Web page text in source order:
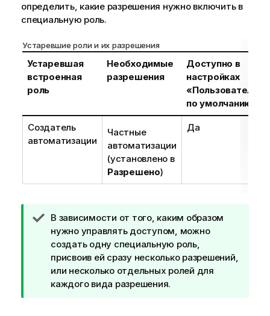
определить, какие разрешения нужно включить в
специальную роль.
Устаревшие роли и их разрешения
Устаревшая
встроенная
роль
Необходимые
разрешения
Доступно в
настройках
«Пользователь
по умолчанию»
Создатель
автоматизации
Частные
автоматизации
(установлено в
Разрешено)
Да
П
р
и
м
е
ч
В зависимости от того, каким образом
нужно управлять доступом, можно
создать одну специальную роль,
присвоив ей сразу несколько разрешений,
или несколько отдельных ролей для
каждого вида разрешения.